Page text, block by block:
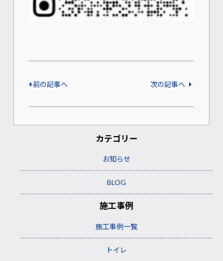
前の記事へ 次の記事へ
カテゴリー
お知らせ
BLOG
施工事例
施工事例一覧
トイレ